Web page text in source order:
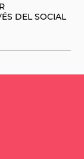
DEL SOCIAL